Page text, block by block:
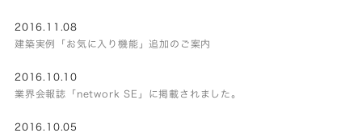
2016.11.08
建築実例「お気に入り機能」追加のご案内
2016.10.10
業界会報誌「network SE」に掲載されました。
2016.10.05